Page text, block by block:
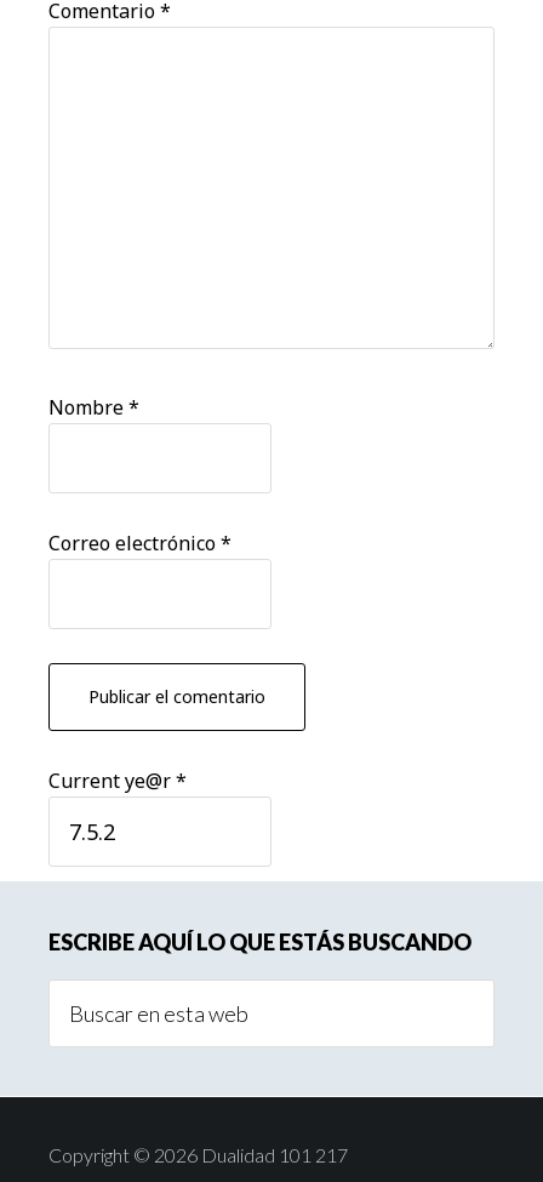
Comentario*
Nombre*
Correo electrónico*
Current ye@r*
lateral
principal
ESCRIBE AQUÍ LO QUE ESTÁS BUSCANDO
Copyright © 2026 Dualidad 101 217